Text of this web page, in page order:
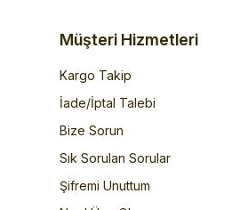
Müşteri Hizmetleri
Kargo Takip
İade/İptal Talebi
Bize Sorun
Sık Sorulan Sorular
Şifremi Unuttum